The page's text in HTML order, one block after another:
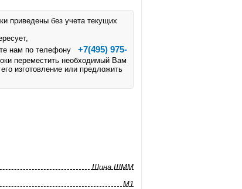
приведены без учета текущих
нам по телефону +7(495) 975-
переместить необходимый Вам
изготовление или предложить
Шина ШММ
М1